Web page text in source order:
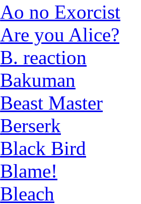
Ao no Exorcist
Are you Alice?
B. reaction
Bakuman
Beast Master
Berserk
Black Bird
Blame!
Bleach